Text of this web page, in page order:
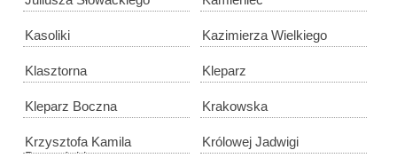
Kasoliki Kazimierza Wielkiego
Klasztorna Kleparz
Kleparz Boczna Krakowska
Krzysztofa Kamila
Baczyńskiego
Królowej Jadwigi